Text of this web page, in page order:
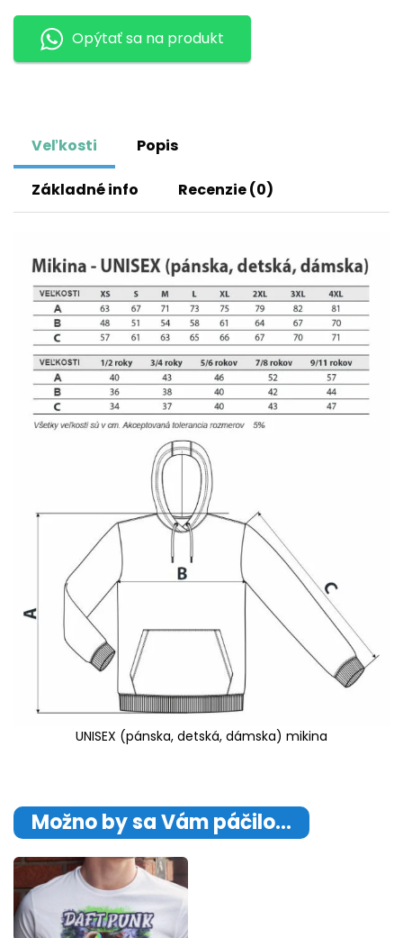
Opýtať sa na produkt
Veľkosti Popis
Základné info Recenzie (0)
UNISEX (pánska, detská, dámska) mikina
Možno by sa Vám páčilo…